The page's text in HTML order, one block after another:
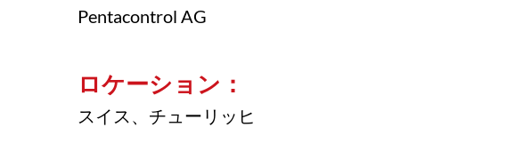
Pentacontrol AG
ロケーション：
スイス、チューリッヒ